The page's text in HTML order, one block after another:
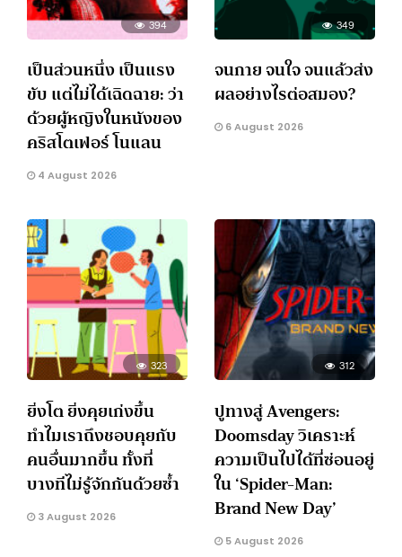
394
เป็นส่วนหนึ่ง เป็นแรง
ขับ แต่ไม่ได้เฉิดฉาย: ว่า
ด้วยผู้หญิงในหนังของ
คริสโตเฟอร์ โนแลน
4 August 2026
349
จนกาย จนใจ จนแล้วส่ง
ผลอย่างไรต่อสมอง?
6 August 2026
323
ยิ่งโต ยิ่งคุยเก่งขึ้น
ทำไมเราถึงชอบคุยกับ
คนอื่นมากขึ้น ทั้งที่
บางทีไม่รู้จักกันด้วยซ้ำ
3 August 2026
312
ปูทางสู่ Avengers:
Doomsday วิเคราะห์
ความเป็นไปได้ที่ซ่อนอยู่
ใน ‘Spider-Man:
Brand New Day’
5 August 2026